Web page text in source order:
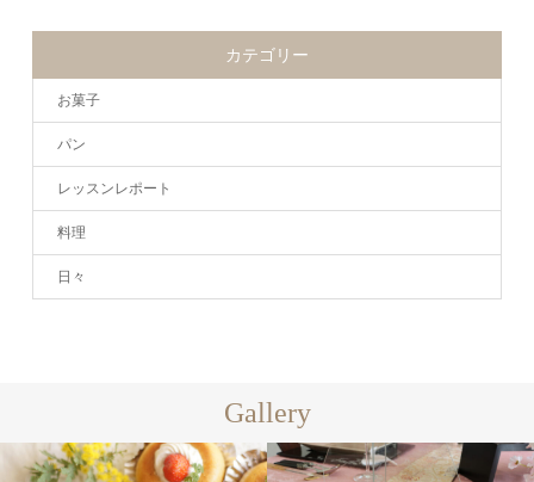
カテゴリー
お菓子
パン
レッスンレポート
料理
日々
Gallery